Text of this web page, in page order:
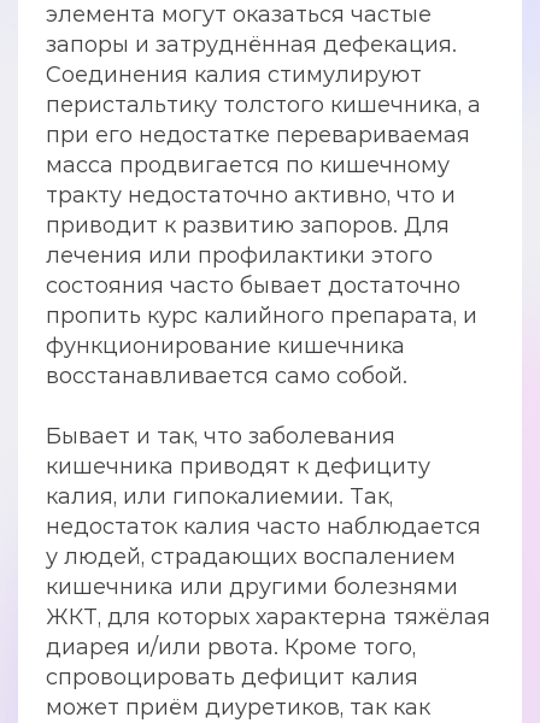
элемента могут оказаться частые
запоры и затруднённая дефекация.
Соединения калия стимулируют
перистальтику толстого кишечника, а
при его недостатке перевариваемая
масса продвигается по кишечному
тракту недостаточно активно, что и
приводит к развитию запоров. Для
лечения или профилактики этого
состояния часто бывает достаточно
пропить курс калийного препарата, и
функционирование кишечника
восстанавливается само собой.
Бывает и так, что заболевания
кишечника приводят к дефициту
калия, или гипокалиемии. Так,
недостаток калия часто наблюдается
у людей, страдающих воспалением
кишечника или другими болезнями
ЖКТ, для которых характерна тяжёлая
диарея и/или рвота. Кроме того,
спровоцировать дефицит калия
может приём диуретиков, так как